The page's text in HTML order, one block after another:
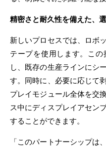
精密さと耐久性を備えた、
新しいプロセスでは、ロボ
テープを使用します。こ
し、既存の生産ラインにシ
す。同時に、必要に応じて
プレイモジュール全体を交
ス中にディスプレイアセン
することができます。
「このパートナーシップは